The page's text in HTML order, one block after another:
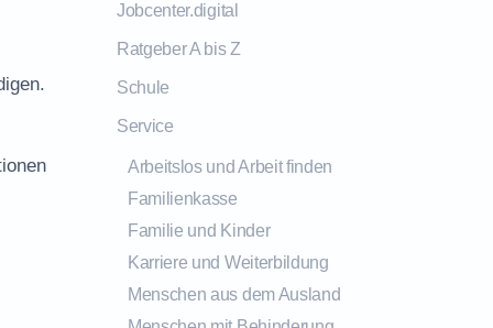
Jobcenter.digital
Ratgeber A bis Z
Schule
Service
Arbeitslos und Arbeit finden
Familienkasse
Familie und Kinder
Karriere und Weiterbildung
Menschen aus dem Ausland